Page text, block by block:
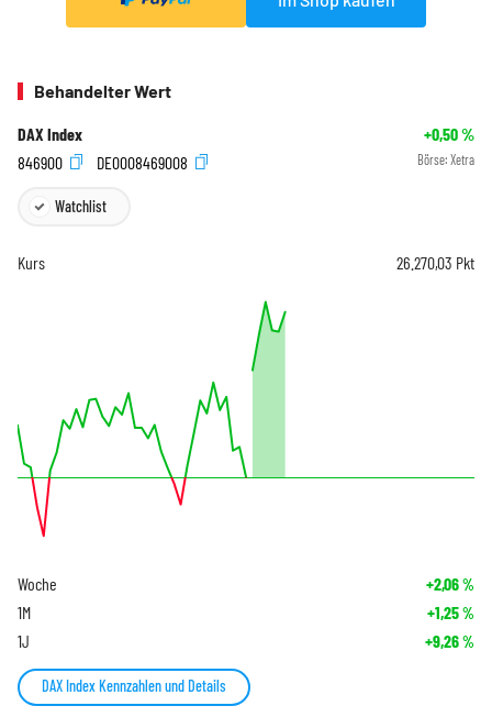
Behandelter Wert
DAX Index +0,50%
846900
DE0008469008 Börse: Xetra
Watchlist
Kurs 26.270,03 Pkt
Woche +2,06%
1M +1,25%
1J +9,26%
DAX Index Kennzahlen und Details